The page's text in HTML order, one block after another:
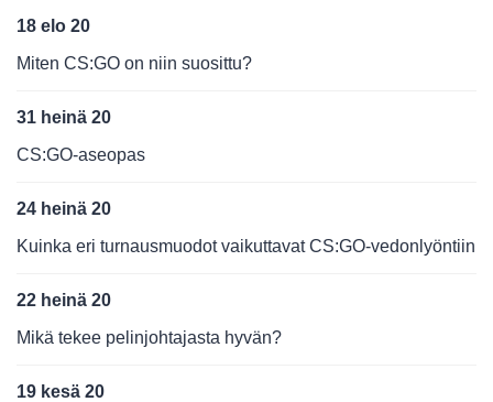
18 elo 20
Miten CS:GO on niin suosittu?
31 heinä 20
CS:GO-aseopas
24 heinä 20
Kuinka eri turnausmuodot vaikuttavat CS:GO-vedonlyöntiin
22 heinä 20
Mikä tekee pelinjohtajasta hyvän?
19 kesä 20